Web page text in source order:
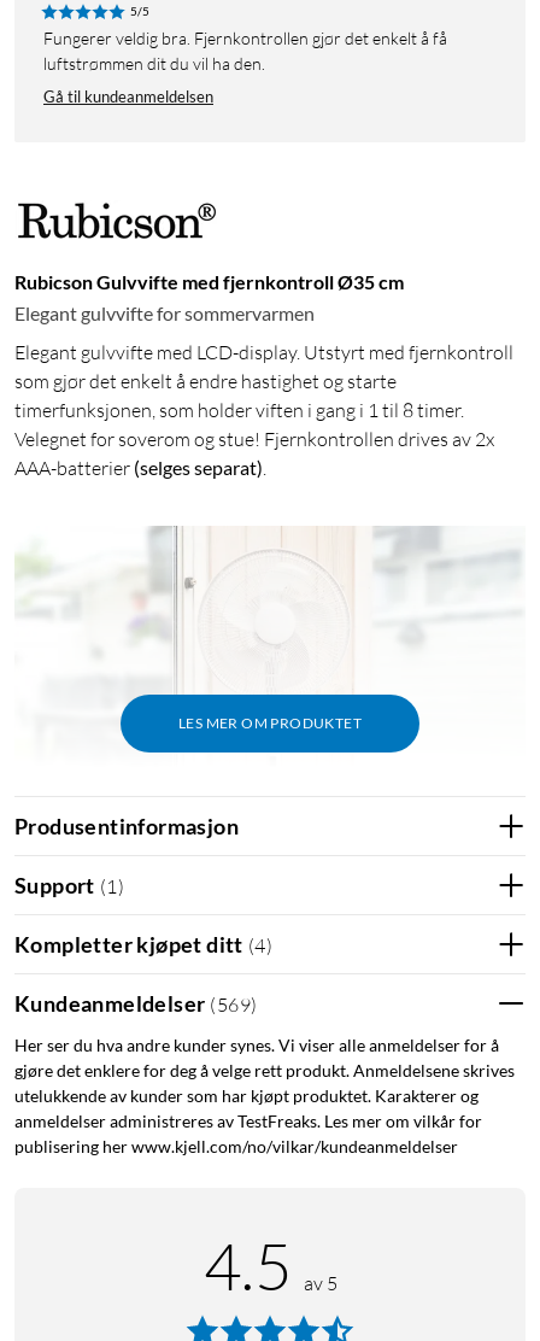
5/5
Fungerer veldig bra. Fjernkontrollen gjør det enkelt å få
luftstrømmen dit du vil ha den.
Gå til kundeanmeldelsen
Rubicson Gulvvifte med fjernkontroll Ø35 cm
Elegant gulvvifte for sommervarmen
Elegant gulvvifte med LCD-display. Utstyrt med fjernkontroll
som gjør det enkelt å endre hastighet og starte
timerfunksjonen, som holder viften i gang i 1 til 8 timer.
Velegnet for soverom og stue! Fjernkontrollen drives av 2x
AAA-batterier (selges separat).
LES MER OM PRODUKTET
Med tre hastigheter og oscillering
Velg om du vil ha en fast luftstrøm eller om viften skal bevege
Produsentinformasjon
Support (1 )
Kompletter kjøpet ditt (4)
Kundeanmeldelser (569)
Her ser du hva andre kunder synes. Vi viser alle anmeldelser for å
gjøre det enklere for deg å velge rett produkt. Anmeldelsene skrives
utelukkende av kunder som har kjøpt produktet. Karakterer og
anmeldelser administreres av TestFreaks. Les mer om vilkår for
publisering her www.kjell.com/no/vilkar/kundeanmeldelser
4.5 av 5